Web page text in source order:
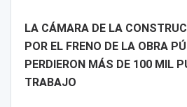
LA CÁMARA DE LA
POR EL FRENO DE LA OBRA
PERDIERON MÁS DE 100 MIL
TRABAJO